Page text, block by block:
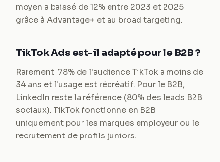
moyen a baissé de 12% entre 2023 et 2025
grâce à Advantage+ et au broad targeting.
TikTok Ads est-il adapté pour le B2B ?
Rarement. 78% de l'audience TikTok a moins de
34 ans et l'usage est récréatif. Pour le B2B,
LinkedIn reste la référence (80% des leads B2B
sociaux). TikTok fonctionne en B2B
uniquement pour les marques employeur ou le
recrutement de profils juniors.